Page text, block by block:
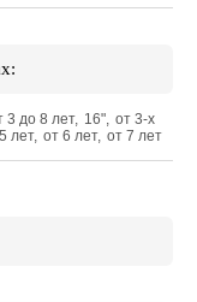
3 до 8 лет, 16" от 3-х
лет, от 6 лет, от 7 лет